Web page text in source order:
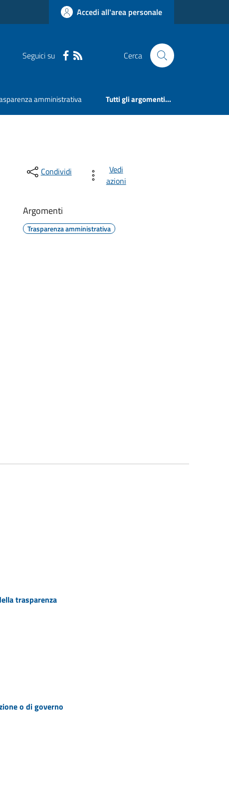
Accedi all'area personale
Seguici su Cerca
amministrativa Tutti gli argomenti...
Condividi
Vedi
azioni
Argomenti
Trasparenza amministrativa
trasparenza
o di governo